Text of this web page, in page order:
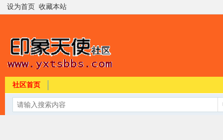
设为首页 收藏本站
社区首页